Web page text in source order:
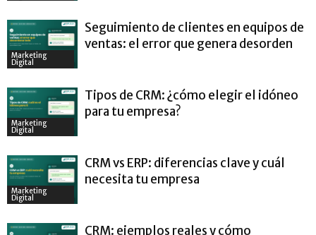
Marketing
Digital
Seguimiento de clientes en equipos de
ventas: el error que genera desorden
Marketing
Digital
Tipos de CRM: ¿cómo elegir el idóneo
para tu empresa?
Marketing
Digital
CRM vs ERP: diferencias clave y cuál
necesita tu empresa
CRM: ejemplos reales y cómo